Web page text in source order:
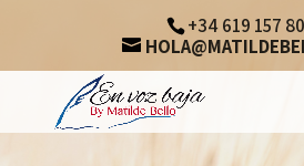
+34 619 157